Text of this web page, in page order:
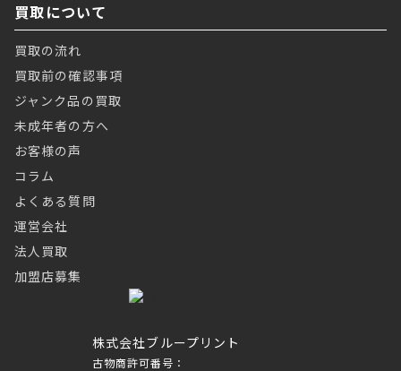
株式会社ブループリント
古物商許可番号：
買取について
買取の流れ
買取前の確認事項
ジャンク品の買取
未成年者の方へ
お客様の声
コラム
よくある質問
運営会社
法人買取
加盟店募集